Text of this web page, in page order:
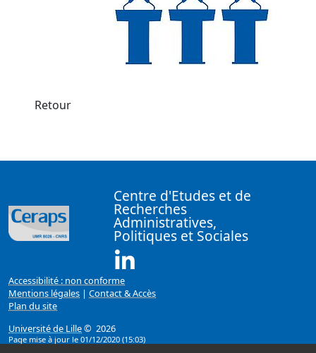
Retour
Centre d'Etudes et de
Recherches
Administratives,
Politiques et Sociales
Accessibilité : non conforme
Mentions légales | Contact & Accès
Plan du site
Université de Lille© 2026
Page mise à jour le 01/12/2020 (15:03)